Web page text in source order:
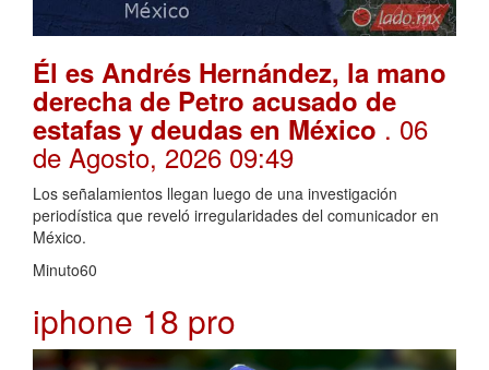
Él es Andrés Hernández, la mano
derecha de Petro acusado de
estafas y deudas en México . 06
de Agosto, 2026 09:49
Los señalamientos llegan luego de una investigación
periodística que reveló irregularidades del comunicador en
México.
Minuto60
iphone 18 pro